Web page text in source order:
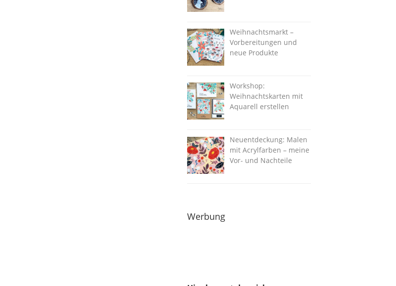
Weihnachtsmarkt –
Vorbereitungen und
neue Produkte
Workshop:
Weihnachtskarten mit
Aquarell erstellen
Neuentdeckung: Malen
mit Acrylfarben – meine
Vor- und Nachteile
Werbung